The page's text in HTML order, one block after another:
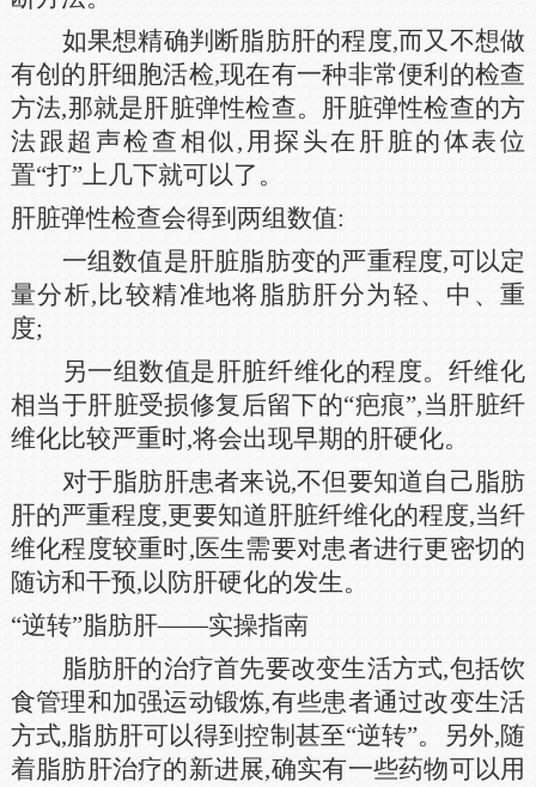
如果想精确判断脂肪肝的程度,而又不想做
有创的肝细胞活检,现在有一种非常便利的检查
方法,那就是肝脏弹性检查。肝脏弹性检查的方
法跟超声检查相似,用探头在肝脏的体表位
置“打”上几下就可以了。
肝脏弹性检查会得到两组数值:
一组数值是肝脏脂肪变的严重程度,可以定
量分析,比较精准地将脂肪肝分为轻、中、重
度;
另一组数值是肝脏纤维化的程度。纤维化
相当于肝脏受损修复后留下的“疤痕”,当肝脏纤
维化比较严重时,将会出现早期的肝硬化。
对于脂肪肝患者来说,不但要知道自己脂肪
肝的严重程度,更要知道肝脏纤维化的程度,当纤
维化程度较重时,医生需要对患者进行更密切的
随访和干预,以防肝硬化的发生。
“逆转”脂肪肝——实操指南
脂肪肝的治疗首先要改变生活方式,包括饮
食管理和加强运动锻炼,有些患者通过改变生活
方式,脂肪肝可以得到控制甚至“逆转”。另外,随
着脂肪肝治疗的新进展,确实有一些药物可以用